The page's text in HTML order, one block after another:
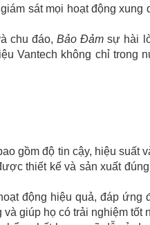
sát mọi hoạt động xung
chu đáo,Bảo Đảm sự hài
Vantech không chỉ trong
gồm độ tin cậy, hiệu suất
thiết kế và sản xuất
động hiệu quả, đáp ứng
giúp họ có trải nghiệm tốt